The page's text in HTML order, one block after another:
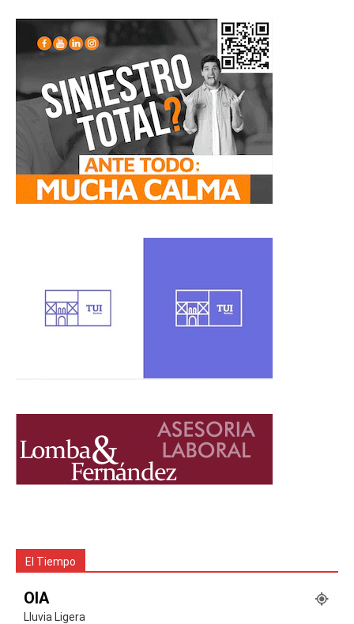
El Tiempo
OIA
Lluvia Ligera